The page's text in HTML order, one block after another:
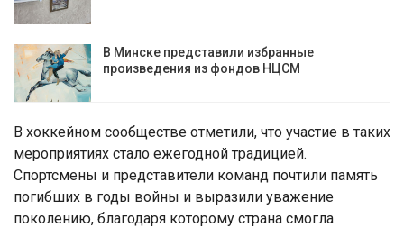
В Минске представили избранные
произведения из фондов НЦСМ
В хоккейном сообществе отметили, что участие в таких
мероприятиях стало ежегодной традицией.
Спортсмены и представители команд почтили память
погибших в годы войны и выразили уважение
поколению, благодаря которому страна смогла